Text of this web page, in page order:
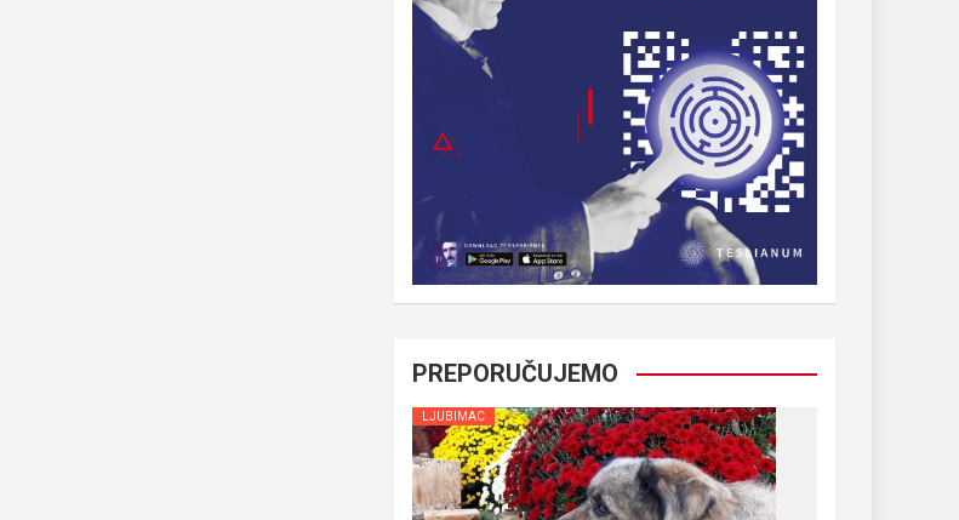
PREPORUČUJEMO
LJUBIMAC